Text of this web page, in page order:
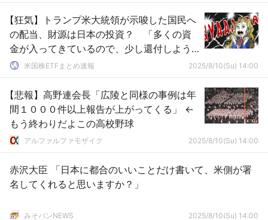
【狂気】トランプ米大統領が示唆した国民へ
の配当、財源は日本の投資？ 「多くの資
金が入ってきているので、少し還付しよう
かと考えている、低・中所得者層が対象に
米国株ETFまとめ速報 2025/8/10(Su) 14:00
【悲報】高野連会長「広陵と同様の事例は年
間１０００件以上報告が上がってくる」 ←
もう終わりだよこの高校野球
アルファルファモザイク 2025/8/10(Su) 14:00
赤沢大臣 「日本に都合のいいことだけ書いて、米側が署
名してくれると思いますか？」
みそパンNEWS 2025/8/10(Su) 14:00